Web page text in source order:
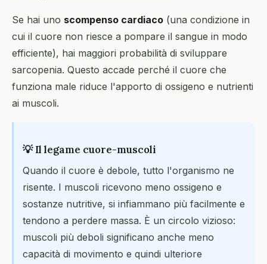
Se hai uno scompenso cardiaco (una condizione in
cui il cuore non riesce a pompare il sangue in modo
efficiente), hai maggiori probabilità di sviluppare
sarcopenia. Questo accade perché il cuore che
funziona male riduce l'apporto di ossigeno e nutrienti
ai muscoli.
💡 Il legame cuore-muscoli
Quando il cuore è debole, tutto l'organismo ne
risente. I muscoli ricevono meno ossigeno e
sostanze nutritive, si infiammano più facilmente e
tendono a perdere massa. È un circolo vizioso:
muscoli più deboli significano anche meno
capacità di movimento e quindi ulteriore